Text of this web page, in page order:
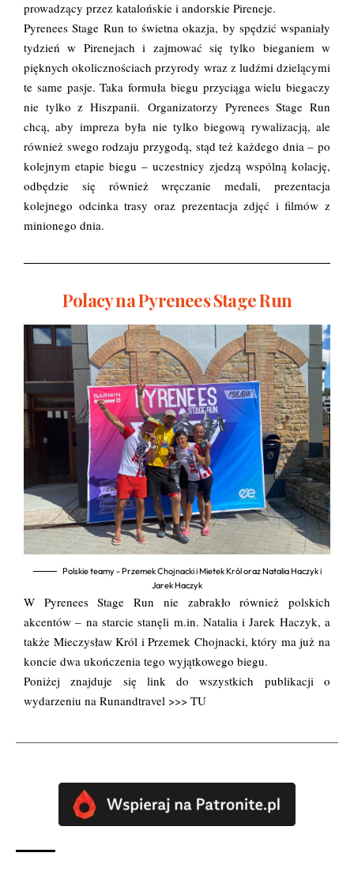
prowadzący przez katalońskie i andorskie Pireneje.
Pyrenees Stage Run to świetna okazja, by spędzić wspaniały
tydzień w Pirenejach i zajmować się tylko bieganiem w
pięknych okolicznościach przyrody wraz z ludźmi dzielącymi
te same pasje. Taka formuła biegu przyciąga wielu biegaczy
nie tylko z Hiszpanii. Organizatorzy Pyrenees Stage Run
chcą, aby impreza była nie tylko biegową rywalizacją, ale
również swego rodzaju przygodą, stąd też każdego dnia – po
kolejnym etapie biegu – uczestnicy zjedzą wspólną kolację,
odbędzie się również wręczanie medali, prezentacja
kolejnego odcinka trasy oraz prezentacja zdjęć i filmów z
minionego dnia.
Polacy na Pyrenees Stage Run
Polskie teamy - Przemek Chojnacki i Mietek Król oraz Natalia Haczyk i
Jarek Haczyk
W Pyrenees Stage Run nie zabrakło również polskich
akcentów – na starcie stanęli m.in. Natalia i Jarek Haczyk, a
także Mieczysław Król i Przemek Chojnacki, który ma już na
koncie dwa ukończenia tego wyjątkowego biegu.
Poniżej znajduje się link do wszystkich publikacji o
wydarzeniu na Runandtravel >>> TU